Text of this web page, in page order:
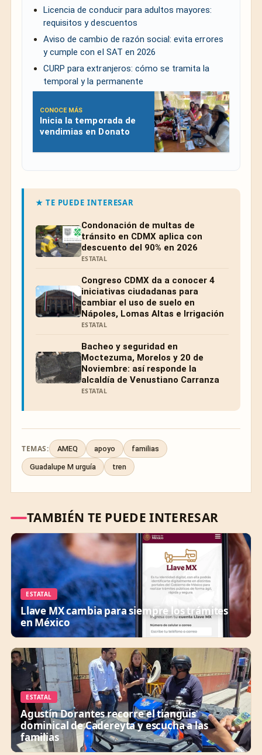
Licencia de conducir para adultos mayores:
requisitos y descuentos
Aviso de cambio de razón social: evita errores
y cumple con el SAT en 2026
CURP para extranjeros: cómo se tramita la
temporal y la permanente
CONOCE MÁS
Inicia la temporada de
vendimias en Donato
★ TE PUEDE INTERESAR
Condonación de multas de
tránsito en CDMX aplica con
descuento del 90% en 2026
ESTATAL
Congreso CDMX da a conocer 4
iniciativas ciudadanas para
cambiar el uso de suelo en
Nápoles, Lomas Altas e Irrigación
ESTATAL
Bacheo y seguridad en
Moctezuma, Morelos y 20 de
Noviembre: así responde la
alcaldía de Venustiano Carranza
ESTATAL
TEMAS: AMEQ apoyo familias
Guadalupe M urguía tren
TAMBIÉN TE PUEDE INTERESAR
ESTATAL
Llave MX cambia para siempre los trámites
en México
ESTATAL
Agustín Dorantes recorre el tianguis
dominical de Cadereyta y escucha a las
familias